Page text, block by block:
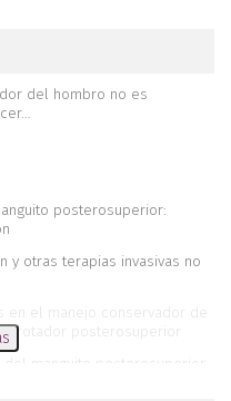
del hombro no es
posterosuperior:
y otras terapias invasivas no
en el manejo conservador de
rotador posterosuperior
manguito posterosuperior.